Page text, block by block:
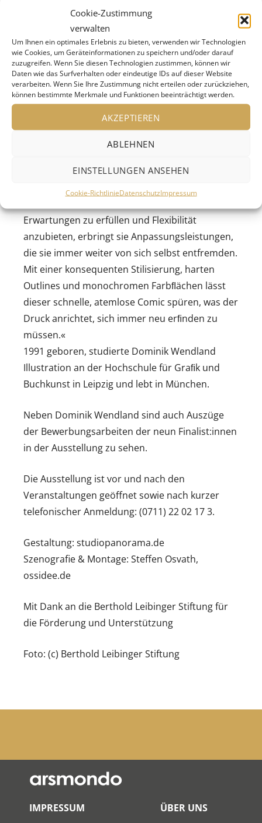
Cookie-Zustimmung
verwalten
Um Ihnen ein optimales Erlebnis zu bieten, verwenden wir Technologien
wie Cookies, um Geräteinformationen zu speichern und/oder darauf
zuzugreifen. Wenn Sie diesen Technologien zustimmen, können wir
Daten wie das Surfverhalten oder eindeutige IDs auf dieser Website
verarbeiten. Wenn Sie Ihre Zustimmung nicht erteilen oder zurückziehen,
können bestimmte Merkmale und Funktionen beeinträchtigt werden.
AKZEPTIEREN
ABLEHNEN
EINSTELLUNGEN ANSEHEN
Cookie-RichtlinieDatenschutzImpressum
dabei nie willkürlich, sondern stets Zweck, um
die von ihrem Umfeld gestellten Erwartungen zu
erfüllen.
Die Jurorin Anette Gehrig vom Comicmuseum
Basel begründet die Auszeichnung wie folgt:
»Die Hauptﬁgur in ›Immer alles anders‹ ist
niemand Bestimmtes – und damit Alle. Dies
nicht etwa, um der Leserschaft die Identiﬁkation
mit ihr einfacher zu machen, sondern weil ihr ihr
einer expressionistisch überhöhten Szenerie
stolpert sie durch Tage und Nächte und
Erwartungen zu erfüllen und Flexibilität
anzubieten, erbringt sie Anpassungsleistungen,
die sie immer weiter von sich selbst entfremden.
Mit einer konsequenten Stilisierung, harten
Outlines und monochromen Farbﬂächen lässt
dieser schnelle, atemlose Comic spüren, was der
Druck anrichtet, sich immer neu erﬁnden zu
müssen.«
1991 geboren, studierte Dominik Wendland
Illustration an der Hochschule für Graﬁk und
Buchkunst in Leipzig und lebt in München.
Neben Dominik Wendland sind auch Auszüge
der Bewerbungsarbeiten der neun Finalist:innen
in der Ausstellung zu sehen.
Die Ausstellung ist vor und nach den
Veranstaltungen geöffnet sowie nach kurzer
telefonischer Anmeldung: (0711) 22 02 17 3.
Gestaltung: studiopanorama.de
Szenografie & Montage: Steffen Osvath,
ossidee.de
Mit Dank an die Berthold Leibinger Stiftung für
die Förderung und Unterstützung
Foto: (c) Berthold Leibinger Stiftung
IMPRESSUM ÜBER UNS